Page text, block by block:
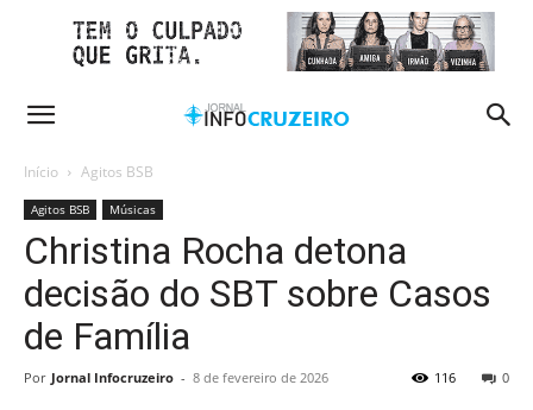
Início Agitos BSB
Agitos BSB Músicas
Christina Rocha detona
decisão do SBT sobre Casos
de Família
Por Jornal Infocruzeiro - 8 de fevereiro de 2026 0
116